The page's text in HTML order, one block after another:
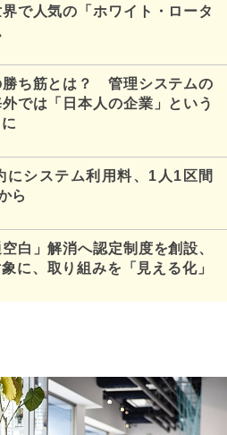
で人気の「ホワイト・ロータ
勝ち筋とは？ 管理システムの
では「日本人の企業」という
にシステム利用料、1人1区間
ら
白」解消へ認定制度を創設、
に、取り組みを「見える化」